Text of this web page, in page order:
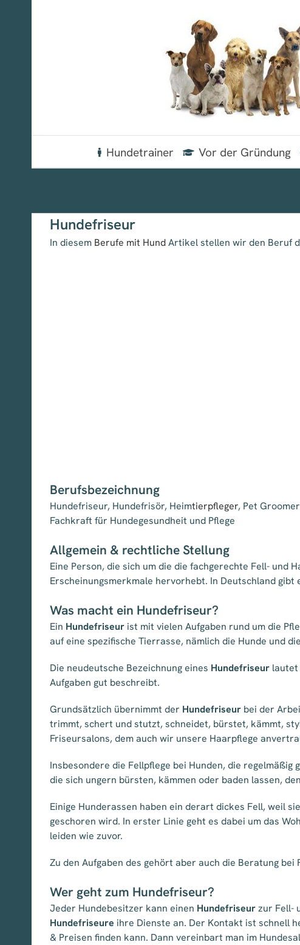
Hundetrainer Vor der Gründung
Hundefriseur
In diesem Berufe mit HundArtikel stellen wir den Beruf
Berufsbezeichnung
Hundefriseur, Hundefrisör, Heimtierpfleger, Pet Groomer
Fachkraft für Hundegesundheit und Pflege
Allgemein & rechtliche Stellung
Eine Person, die sich um die die fachgerechte Fell- und
Erscheinungsmerkmale hervorhebt. In Deutschland
Was macht ein Hundefriseur?
Ein Hundefriseur ist mit vielen Aufgaben rund um die
auf eine spezifische Tierrasse, nämlich die Hunde und
Die neudeutsche Bezeichnung eines Hundefriseur lautet
Aufgaben gut beschreibt.
Grundsätzlich übernimmt der Hundefriseur bei der
trimmt, schert und stutzt, schneidet, bürstet, kämmt,
Friseursalons, dem auch wir unsere Haarpflege
Insbesondere die Fellpflege bei Hunden, die
die sich ungern bürsten, kämmen oder baden lassen,
Einige Hunderassen haben ein derart dickes Fell, weil
geschoren wird. In erster Linie geht es dabei um das
leiden wie zuvor.
Zu den Aufgaben des gehört aber auch die Beratung
Wer geht zum Hundefriseur?
Jeder Hundebesitzer kann einen Hundefriseurzur Fell-
Hundefriseure ihre Dienste an. Der Kontakt ist schnell
& Preisen finden kann. Dann vereinbart man im